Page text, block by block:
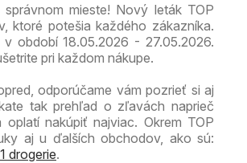
mieste! Nový leták TOP
ktoré potešia každého zákazníka.
období 18.05.2026 - 27.05.2026.
pri každom nákupe.
odporúčame vám pozrieť si aj
tak prehľad o zľavách naprieč
nakúpiť najviac. Okrem TOP
aj u ďalších obchodov, ako sú:
drogerie.